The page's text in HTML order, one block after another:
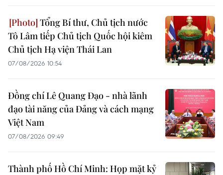
Tổng Bí thư, Chủ tịch nước
Tô Lâm tiếp Chủ tịch Quốc hội kiêm
Chủ tịch Hạ viện Thái Lan
07/08/2026 10:54
Đồng chí Lê Quang Đạo - nhà lãnh
đạo tài năng của Đảng và cách mạng
Việt Nam
07/08/2026 09:49
Thành phố Hồ Chí Minh: Họp mặt kỷ